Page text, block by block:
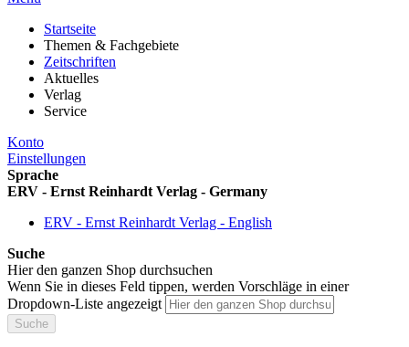
Startseite
Themen & Fachgebiete
Zeitschriften
Aktuelles
Verlag
Service
Konto
Einstellungen
Sprache
ERV - Ernst Reinhardt Verlag - Germany
ERV - Ernst Reinhardt Verlag - English
Suche
Hier den ganzen Shop durchsuchen
Wenn Sie in dieses Feld tippen, werden Vorschläge in einer
Dropdown-Liste angezeigt
Suche